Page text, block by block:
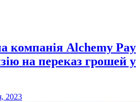
компанія Alchemy Pay
на переказ грошей у
2023